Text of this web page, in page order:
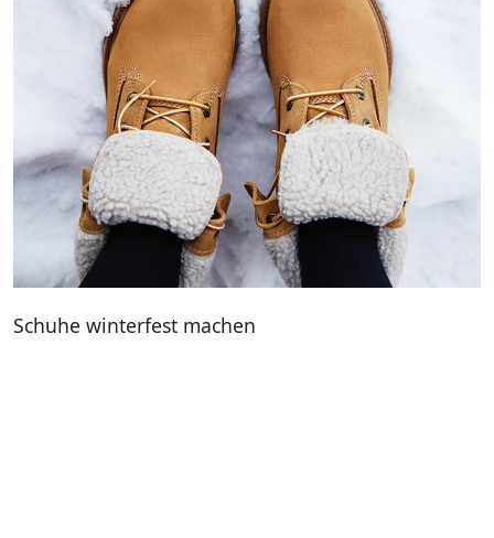
Schuhe winterfest machen